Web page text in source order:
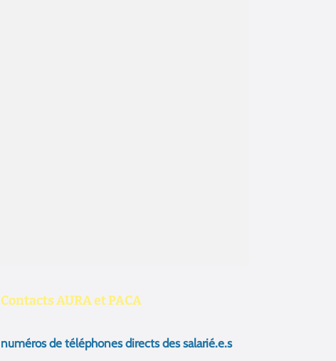
Contacts AURA et PACA
numéros de téléphones directs des salarié.e.s